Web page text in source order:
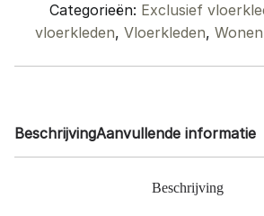
cm
quantity
Categorieën: Exclusief
vloerkleden, Vloerkleden,
BeschrijvingAanvullende informatie
Beschrijving